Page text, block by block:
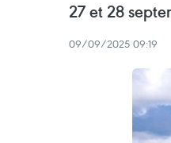
27 et 28
09/09/2025 09:19